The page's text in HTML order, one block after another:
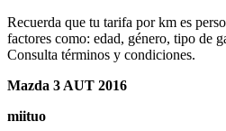
Recuerda que tu tarifa por km es
factores como: edad, género, tipo de
Consulta términos y condiciones.
Mazda 3 AUT 2016
miituo